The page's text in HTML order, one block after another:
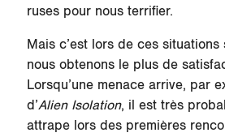
ruses pour nous terrifier.
Mais c’est lors de ces
nous obtenons le plus de
Lorsqu’une menace arrive, par
d’Alien Isolation, il est très
attrape lors des premières